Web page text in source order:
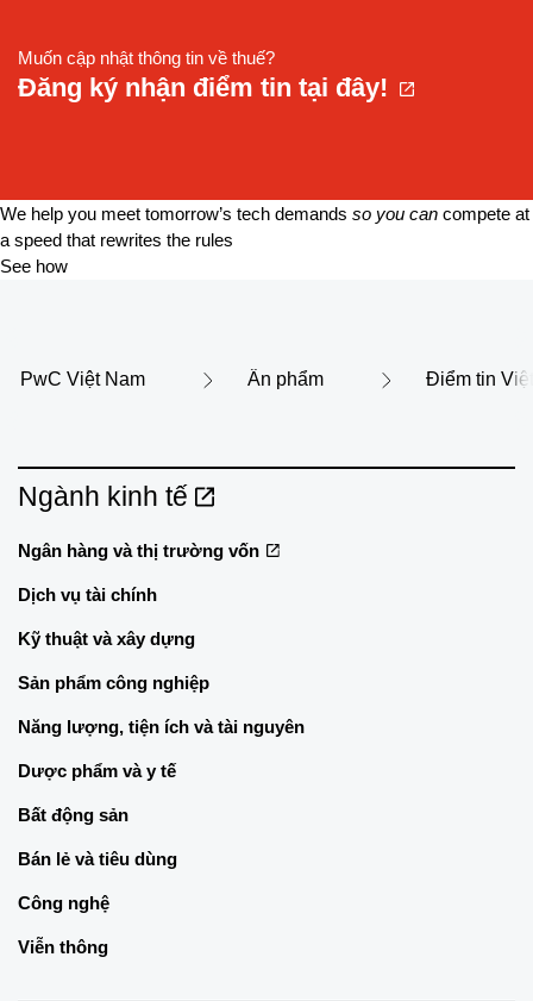
Muốn cập nhật thông tin về thuế?
Đăng ký nhận điểm tin tại đây!
We help you meet tomorrow’s tech demands so you can compete at
a speed that rewrites the rules
See how
PwC Việt Nam Ấn phẩm Điểm tin
Ngành kinh tế
Ngân hàng và thị trường vốn
Dịch vụ tài chính
Kỹ thuật và xây dựng
Sản phẩm công nghiệp
Năng lượng, tiện ích và tài nguyên
Dược phẩm và y tế
Bất động sản
Bán lẻ và tiêu dùng
Công nghệ
Viễn thông